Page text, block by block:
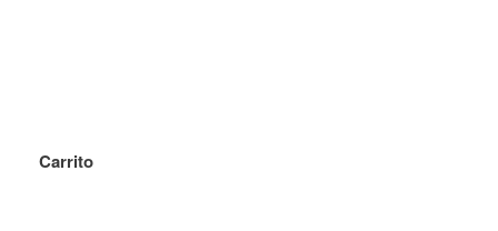
Carrito